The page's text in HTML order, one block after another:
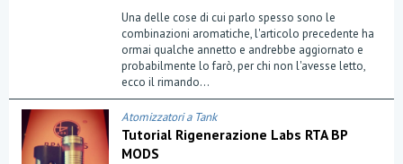
0
s
t
e
l
l
(
e
)
Una delle cose di cui parlo spesso sono le
combinazioni aromatiche, l'articolo precedente ha
ormai qualche annetto e andrebbe aggiornato e
probabilmente lo farò, per chi non l'avesse letto,
ecco il rimando...
Atomizzatori a Tank
Tutorial Rigenerazione Labs RTA BP
MODS